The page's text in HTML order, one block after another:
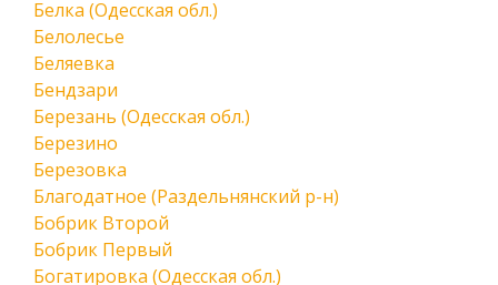
Белка (Одесская обл.)
Белолесье
Беляевка
Бендзари
Березань (Одесская обл.)
Березино
Березовка
Благодатное (Раздельнянский р-н)
Бобрик Второй
Бобрик Первый
Богатировка (Одесская обл.)